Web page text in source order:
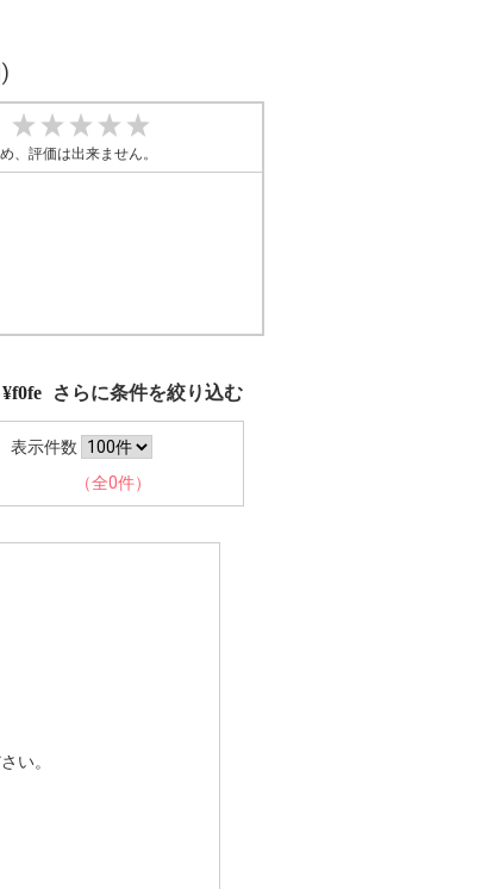
、評価は出来ません。
さらに条件を絞り込む
表示件数
（全0件）
い。